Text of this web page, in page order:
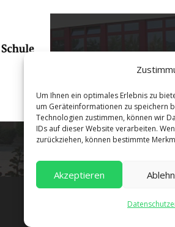
Um Ihnen ein optimales Erlebnis zu
um Geräteinformationen zu speichern
Technologien zustimmen, können wir
IDs auf dieser Website verarbeiten.
zurückziehen, können bestimmte
Akzeptieren